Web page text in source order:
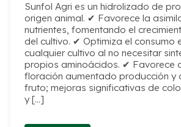
Sunfol Agri es un hidrolizado de
origen animal. ✔ Favorece la
nutrientes, fomentando el
del cultivo. ✔ Optimiza el consumo
cualquier cultivo al no necesitar
propios aminoácidos. ✔ Favorece
floración aumentado producción y
fruto; mejoras significativas de
y […]